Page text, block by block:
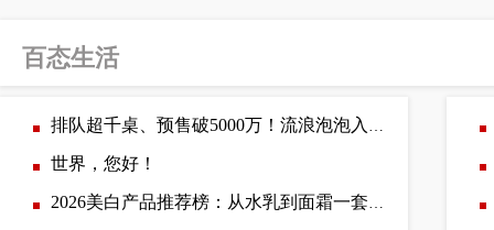
百态生活
排队超千桌、预售破5000万！流浪泡泡入驻恒隆，济南首店爆火！
世界，您好！
2026美白产品推荐榜：从水乳到面霜一套解决暗沉、反黑、敏感等问